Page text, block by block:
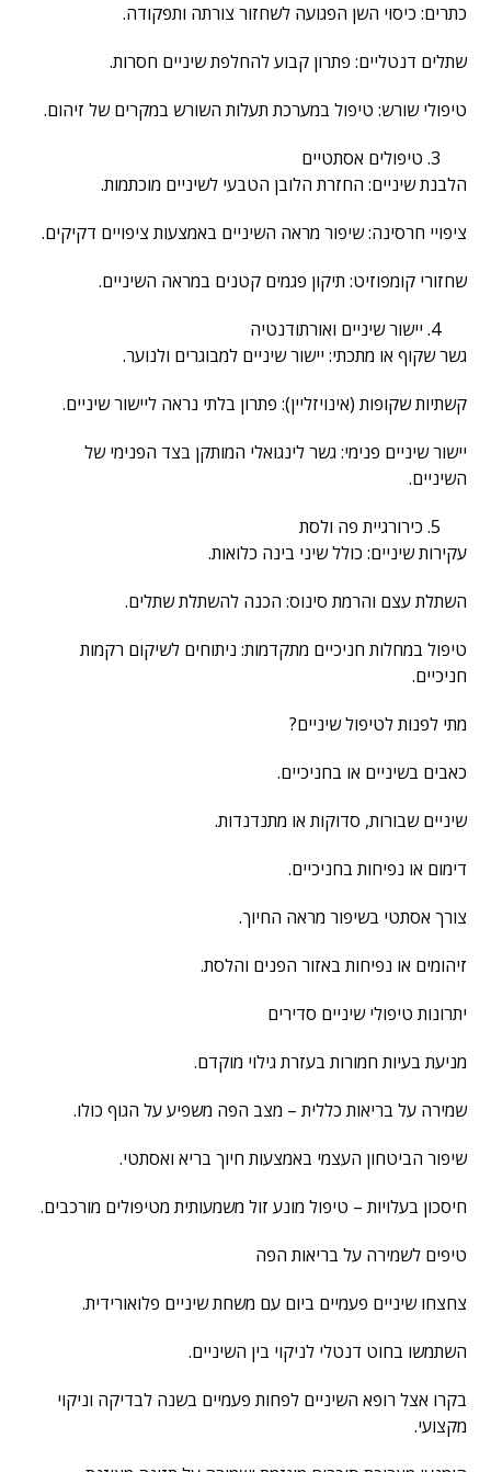
כתרים: כיסוי השן הפגועה לשחזור צורתה ותפקודה.
שתלים דנטליים: פתרון קבוע להחלפת שיניים חסרות.
טיפולי שורש: טיפול במערכת תעלות השורש במקרים של זיהום.
טיפולים אסתטיים
הלבנת שיניים: החזרת הלובן הטבעי לשיניים מוכתמות.
ציפויי חרסינה: שיפור מראה השיניים באמצעות ציפויים דקיקים.
שחזורי קומפוזיט: תיקון פגמים קטנים במראה השיניים.
יישור שיניים ואורתודנטיה
גשר שקוף או מתכתי: יישור שיניים למבוגרים ולנוער.
קשתיות שקופות (אינויזליין): פתרון בלתי נראה ליישור שיניים.
יישור שיניים פנימי: גשר לינגואלי המותקן בצד הפנימי של
השיניים.
כירורגיית פה ולסת
עקירות שיניים: כולל שיני בינה כלואות.
השתלת עצם והרמת סינוס: הכנה להשתלת שתלים.
טיפול במחלות חניכיים מתקדמות: ניתוחים לשיקום רקמות
חניכיים.
מתי לפנות לטיפול שיניים?
כאבים בשיניים או בחניכיים.
שיניים שבורות, סדוקות או מתנדנדות.
דימום או נפיחות בחניכיים.
צורך אסתטי בשיפור מראה החיוך.
זיהומים או נפיחות באזור הפנים והלסת.
יתרונות טיפולי שיניים סדירים
מניעת בעיות חמורות בעזרת גילוי מוקדם.
שמירה על בריאות כללית – מצב הפה משפיע על הגוף כולו.
שיפור הביטחון העצמי באמצעות חיוך בריא ואסתטי.
חיסכון בעלויות – טיפול מונע זול משמעותית מטיפולים מורכבים.
טיפים לשמירה על בריאות הפה
צחצחו שיניים פעמיים ביום עם משחת שיניים פלואורידית.
השתמשו בחוט דנטלי לניקוי בין השיניים.
בקרו אצל רופא השיניים לפחות פעמיים בשנה לבדיקה וניקוי
מקצועי.